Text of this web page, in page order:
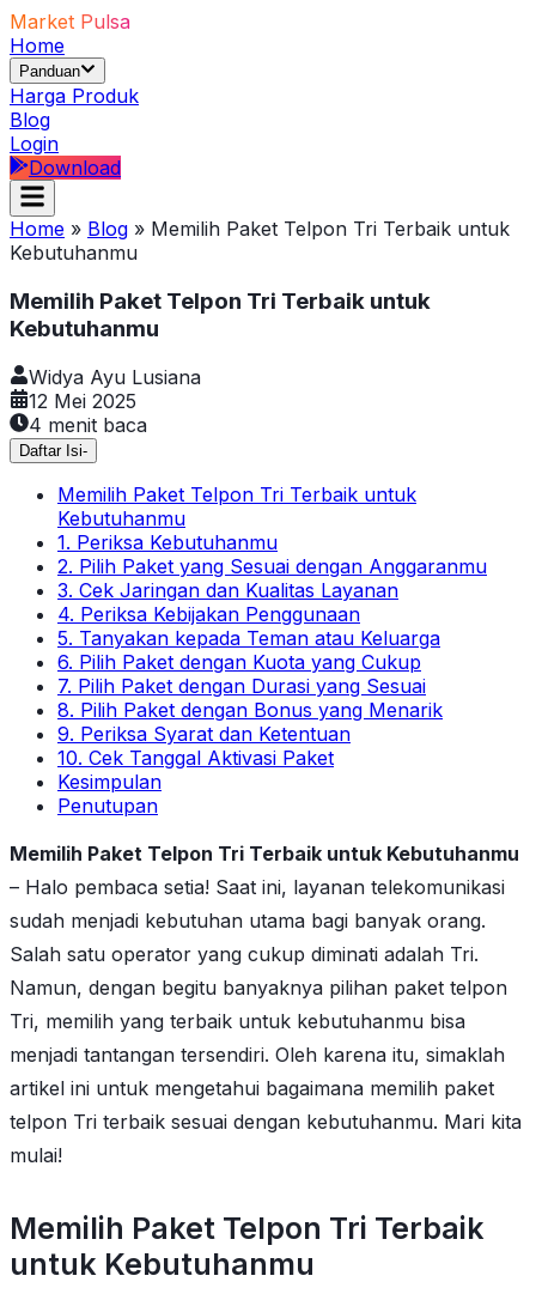
Market Pulsa
Home
Panduan
Harga Produk
Blog
Login
Download
Home » Blog » Memilih Paket Telpon Tri Terbaik untuk
Kebutuhanmu
Memilih Paket Telpon Tri Terbaik untuk
Kebutuhanmu
Widya Ayu Lusiana
12 Mei 2025
4 menit baca
Daftar Isi-
Memilih Paket Telpon Tri Terbaik untuk
Kebutuhanmu
1. Periksa Kebutuhanmu
2. Pilih Paket yang Sesuai dengan Anggaranmu
3. Cek Jaringan dan Kualitas Layanan
4. Periksa Kebijakan Penggunaan
5. Tanyakan kepada Teman atau Keluarga
6. Pilih Paket dengan Kuota yang Cukup
7. Pilih Paket dengan Durasi yang Sesuai
8. Pilih Paket dengan Bonus yang Menarik
9. Periksa Syarat dan Ketentuan
10. Cek Tanggal Aktivasi Paket
Kesimpulan
Penutupan
Memilih Paket Telpon Tri Terbaik untuk Kebutuhanmu
– Halo pembaca setia! Saat ini, layanan telekomunikasi
sudah menjadi kebutuhan utama bagi banyak orang.
Salah satu operator yang cukup diminati adalah Tri.
Namun, dengan begitu banyaknya pilihan paket telpon
Tri, memilih yang terbaik untuk kebutuhanmu bisa
menjadi tantangan tersendiri. Oleh karena itu, simaklah
artikel ini untuk mengetahui bagaimana memilih paket
telpon Tri terbaik sesuai dengan kebutuhanmu. Mari kita
mulai!
Memilih Paket Telpon Tri Terbaik
untuk Kebutuhanmu